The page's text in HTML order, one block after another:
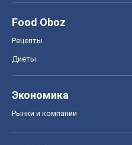
Food Oboz
Рецепты
Диеты
Экономика
Рынки и компании